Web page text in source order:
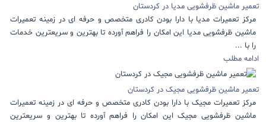
تعمیر ماشین ظرفشویی مدیا در کردستان
مرکز تعمیرات مدیا با دارا بودن کادری متخصص و حرفه ای در زمینه تعمیرات
ماشین ظرفشویی مدیا این امکان را فراهم آورده تا بهترین و سریعترین خدمات
را با ...
ادامه مطلب
تعمیر ماشین ظرفشویی مجیک در کردستان
مرکز تعمیرات مجیک با دارا بودن کادری متخصص و حرفه ای در زمینه تعمیرات
ماشین ظرفشویی مجیک این امکان را فراهم آورده تا بهترین و سریعترین